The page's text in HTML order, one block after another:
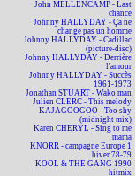
John MELLENCAMP - Last
chance
Johnny HALLYDAY - Ça ne
change pas un homme
Johnny HALLYDAY - Cadillac
(picture-disc)
Johnny HALLYDAY - Derrière
l'amour
Johnny HALLYDAY - Succès
1961-1973
Jonathan STUART - Wako man
Julien CLERC - This melody
KAJAGOOGOO - Too shy
(midnight mix)
Karen CHERYL - Sing to me
mama
KNORR - campagne Europe 1
hiver 78-79
KOOL & THE GANG 1990
hitmix